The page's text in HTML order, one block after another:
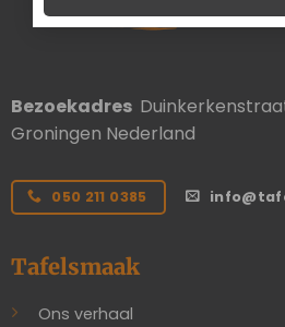
Bezoekadres
Groningen Nederland
050 211 0385
Tafelsmaak
Ons verhaal